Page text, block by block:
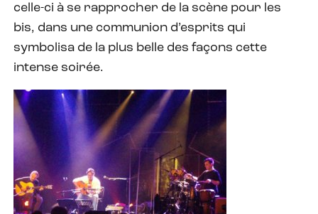
celle-ci à se rapprocher de la scène pour les
bis, dans une communion d’esprits qui
symbolisa de la plus belle des façons cette
intense soirée.